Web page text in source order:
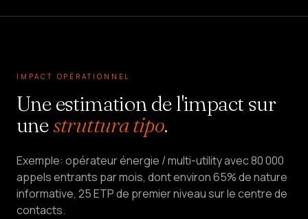
IMPACT OPÉRATIONNEL
Une estimation de l'impact sur
unestruttura tipo.
Exemple: opérateur énergie / multi-utility avec 80 000
appels entrants par mois, dont environ 65% de nature
informative, 25 ETP de premier niveau sur le centre de
contacts.